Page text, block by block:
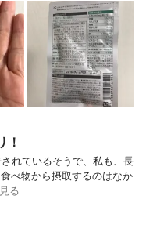
！
れているそうで、私も、長
べ物から摂取するのはなか
る